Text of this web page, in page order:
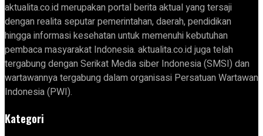
aktualita.co.id merupakan portal berita aktual yang tersaji
dengan realita seputar pemerintahan, daerah, pendidikan
hingga informasi kesehatan untuk memenuhi kebutuhan
pembaca masyarakat Indonesia. aktualita.co.id juga telah
tergabung dengan Serikat Media siber Indonesia (SMSI) dan
wartawannya tergabung dalam organisasi Persatuan Wartawan
Indonesia (PWI).
Kategori